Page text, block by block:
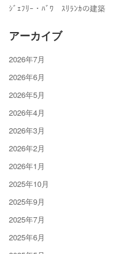
ｼﾞｪﾌﾘｰ・ﾊﾞﾜ ｽﾘﾗﾝｶの建築
アーカイブ
2026年7月
2026年6月
2026年5月
2026年4月
2026年3月
2026年2月
2026年1月
2025年10月
2025年9月
2025年7月
2025年6月